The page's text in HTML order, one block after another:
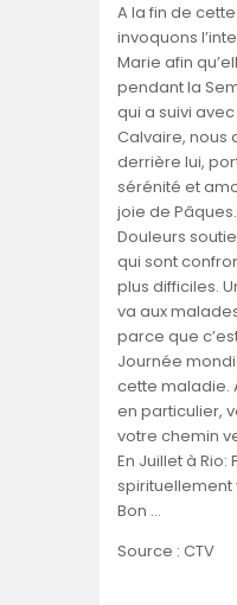
A la fin de
invoquons
Marie afin
pendant la
qui a suivi avec
Calvaire, nous
derrière lui,
sérénité et
joie de
Douleurs
qui sont
plus difficiles.
va aux
parce que
Journée
cette maladie.
en particulier,
votre chemin
En Juillet à Rio:
Bon …
Source : CTV